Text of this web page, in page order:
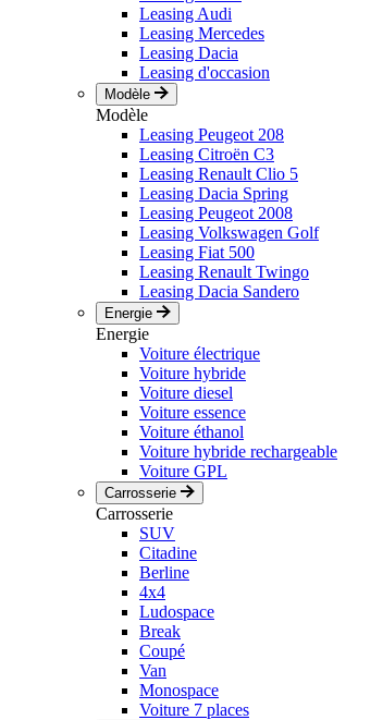
Leasing Audi
Leasing Mercedes
Leasing Dacia
Leasing d'occasion
Modèle
Modèle
Leasing Peugeot 208
Leasing Citroën C3
Leasing Renault Clio 5
Leasing Dacia Spring
Leasing Peugeot 2008
Leasing Volkswagen Golf
Leasing Fiat 500
Leasing Renault Twingo
Leasing Dacia Sandero
Energie
Energie
Voiture électrique
Voiture hybride
Voiture diesel
Voiture essence
Voiture éthanol
Voiture hybride rechargeable
Voiture GPL
Carrosserie
Carrosserie
SUV
Citadine
Berline
4x4
Ludospace
Break
Coupé
Van
Monospace
Voiture 7 places